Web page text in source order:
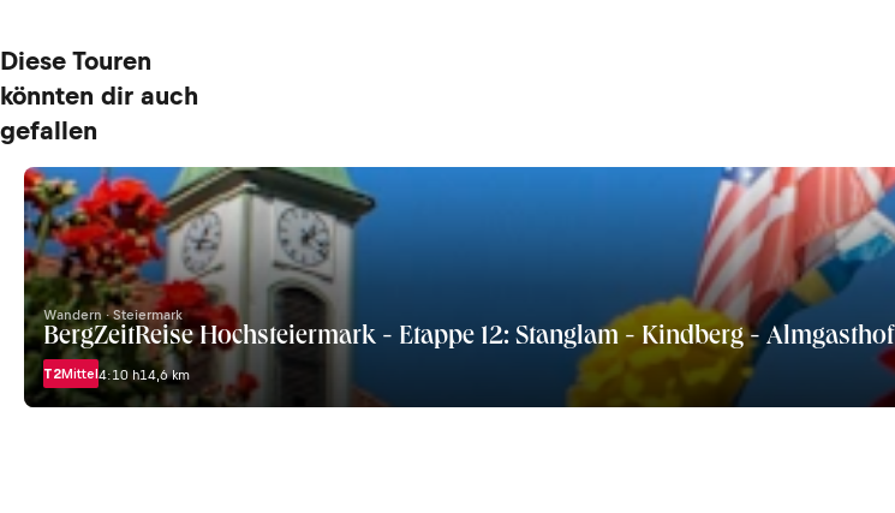
Diese Touren
könnten dir auch
gefallen
Wandern · Steiermark
BergZeitReise Hochsteiermark - Etappe 12: Stanglam - Kindberg -
T2Mittel4:10 h14,6 km